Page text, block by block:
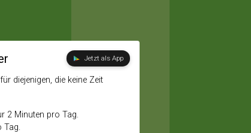
Jetzt als App
diejenigen, die keine Zeit
2 Minuten pro Tag.
Tag.